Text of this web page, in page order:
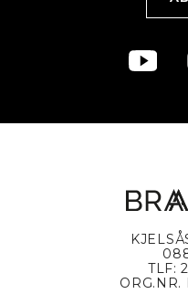
TLF:
ORG.NR.